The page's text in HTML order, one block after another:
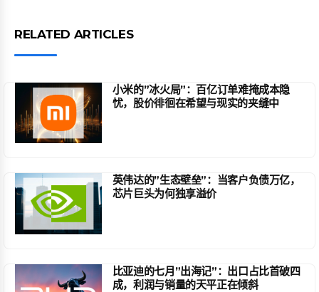
RELATED ARTICLES
小米的”冰火局”：百亿订单难掩成本隐
忧，股价徘徊在希望与现实的夹缝中
英伟达的”生态壁垒”：当客户负债万亿，
芯片巨头为何独享溢价
比亚迪的七月”出海记”：出口占比首破四
成，利润与销量的天平正在倾斜